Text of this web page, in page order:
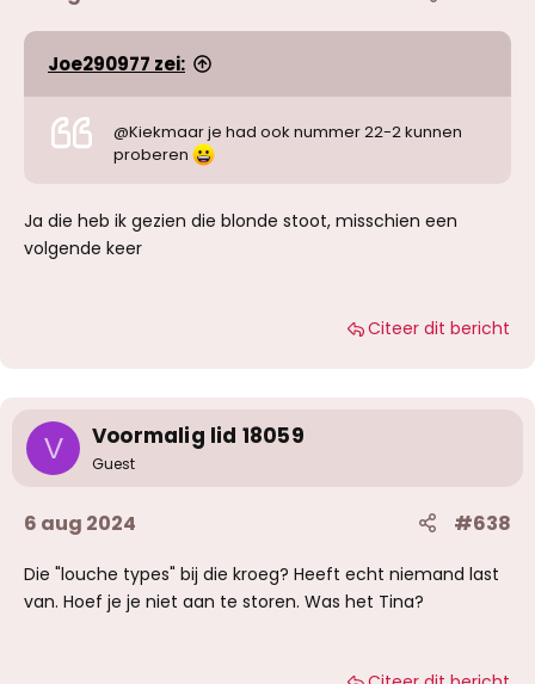
Joe290977 zei:
@Kiekmaar je had ook nummer 22-2 kunnen
proberen
Ja die heb ik gezien die blonde stoot, misschien een
volgende keer
Citeer dit bericht
V Voormalig lid 18059
Guest
6 aug 2024 #638
Die "louche types" bij die kroeg? Heeft echt niemand last
van. Hoef je je niet aan te storen. Was het Tina?